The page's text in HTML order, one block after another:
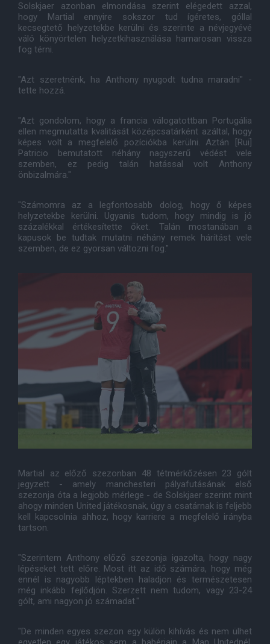
Solskjaer azonban elmondása szerint elégedett azzal,
hogy Martial ennyire sokszor tud ígéretes, góllal
kecsegtető helyzetekbe kerülni és szerinte a névjegyévé
váló könyörtelen helyzetkihasználása hamarosan vissza
fog térni.
"Azt szeretnénk, ha Anthony nyugodt tudna maradni" -
tette hozzá.
"Azt gondolom, hogy a francia válogatottban Portugália
ellen megmutatta kvalitását középcsatárként azáltal, hogy
képes volt a megfelelő pozíciókba kerülni. Aztán [Rui]
Patricio bemutatott néhány nagyszerű védést vele
szemben, ez pedig talán hatással volt Anthony
önbizalmára."
"Számomra az a legfontosabb dolog, hogy ő képes
helyzetekbe kerülni. Ugyanis tudom, hogy mindig is jó
százalékkal értékesítette őket. Talán mostanában a
kapusok be tudtak mutatni néhány remek hárítást vele
szemben, de ez gyorsan változni fog."
Martial az előző szezonban 48 tétmérkőzésen 23 gólt
jegyzett - amely manchesteri pályafutásának első
szezonja óta a legjobb mérlege - de Solskjaer szerint mint
ahogy minden United játékosnak, úgy a csatárnak is feljebb
kell kapcsolnia ahhoz, hogy karriere a megfelelő irányba
tartson.
"Szerintem Anthony előző szezonja igazolta, hogy nagy
lépéseket tett előre. Most itt az idő számára, hogy még
ennél is nagyobb léptekben haladjon és természetesen
még inkább fejlődjön. Szerzett nem tudom, vagy 23-24
gólt, ami nagyon jó számadat."
"De minden egyes szezon egy külön kihívás és nem ülhet